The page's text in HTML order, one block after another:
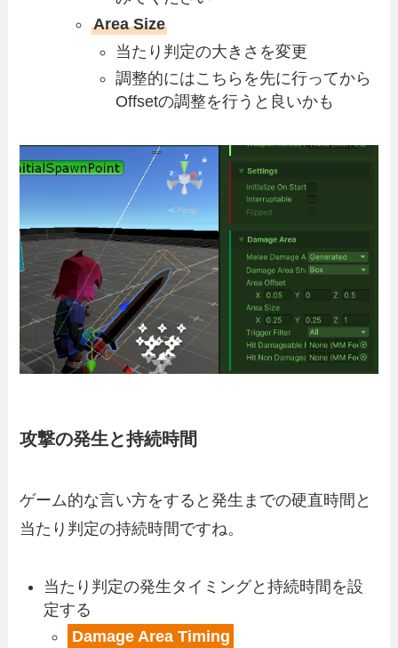
Area Size
当たり判定の大きさを変更
調整的にはこちらを先に行ってから
Offsetの調整を行うと良いかも
攻撃の発生と持続時間
ゲーム的な言い方をすると発生までの硬直時間と
当たり判定の持続時間ですね。
当たり判定の発生タイミングと持続時間を設
定する
Damage Area Timing